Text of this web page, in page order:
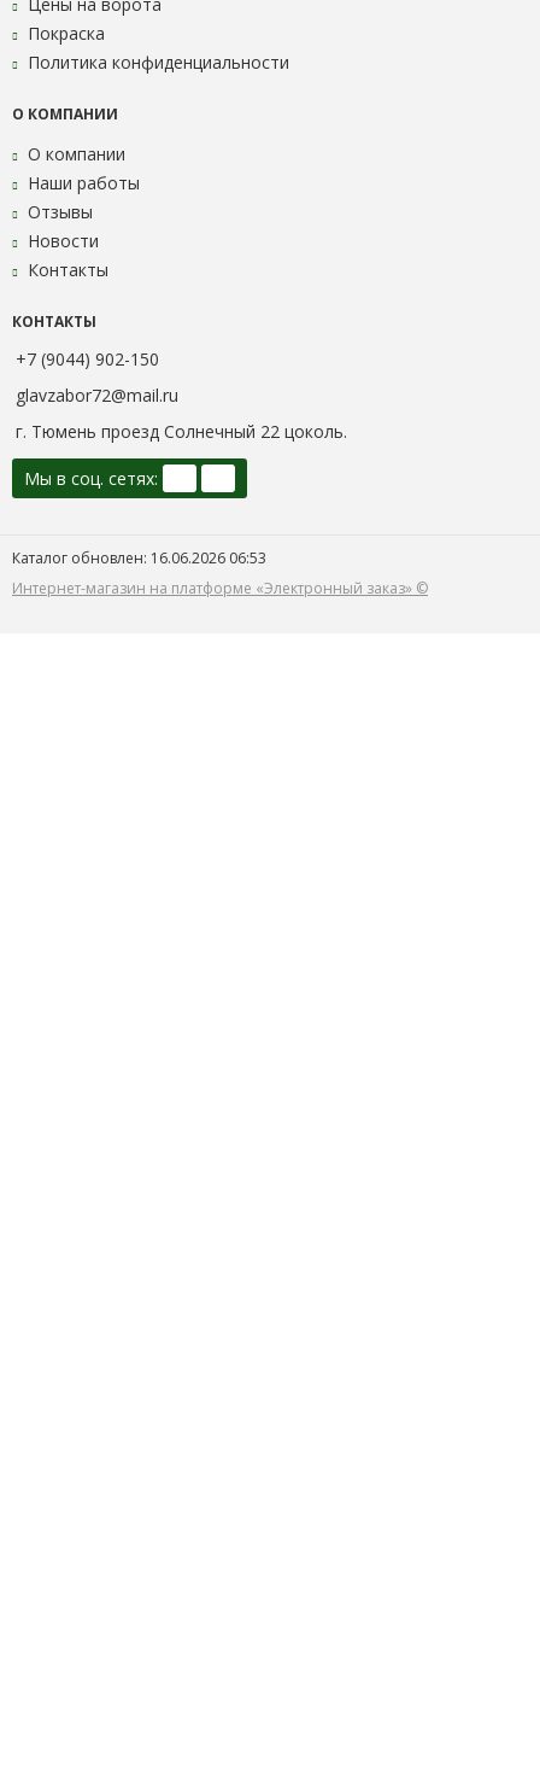
Покраска
Политика конфиденциальности
О КОМПАНИИ
О компании
Наши работы
Отзывы
Новости
Контакты
КОНТАКТЫ
+7 (9044) 902-150
glavzabor72@mail.ru
г. Тюмень проезд Солнечный 22 цоколь.
Мы в соц. сетях:
Каталог обновлен: 16.06.2026 06:53
Интернет-магазин на платформе «Электронный заказ» ©